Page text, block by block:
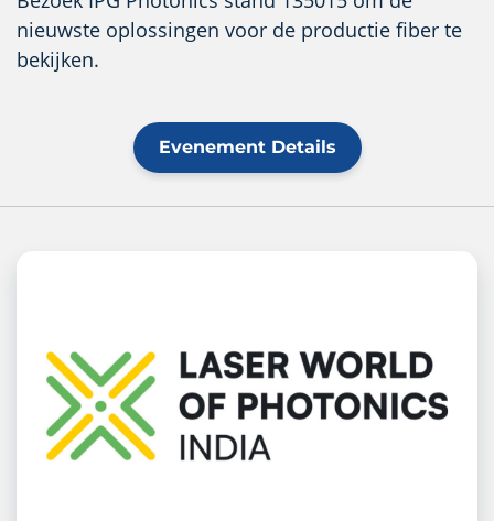
nieuwste oplossingen voor de productie fiber te
bekijken.
Evenement Details